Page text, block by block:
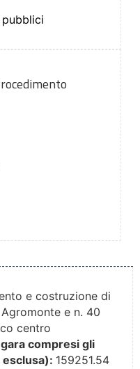
e costruzione di
e n. 40
centro
compresi gli
159251.54